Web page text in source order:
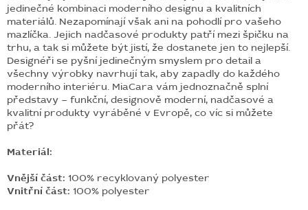
jedinečné kombinaci moderního designu a kvalitních
materiálů. Nezapomínají však ani na pohodlí pro vašeho
mazlíčka. Jejich nadčasové produkty patří mezi špičku na
trhu, a tak si můžete být jistí, že dostanete jen to nejlepší.
Designéři se pyšní jedinečným smyslem pro detail a
všechny výrobky navrhují tak, aby zapadly do každého
moderního interiéru. MiaCara vám jednoznačně splní
představy – funkční, designově moderní, nadčasové a
kvalitní produkty vyráběné v Evropě, co víc si můžete
přát?
Materiál:
Vnější část: 100% recyklovaný polyester
Vnitřní část: 100% polyester